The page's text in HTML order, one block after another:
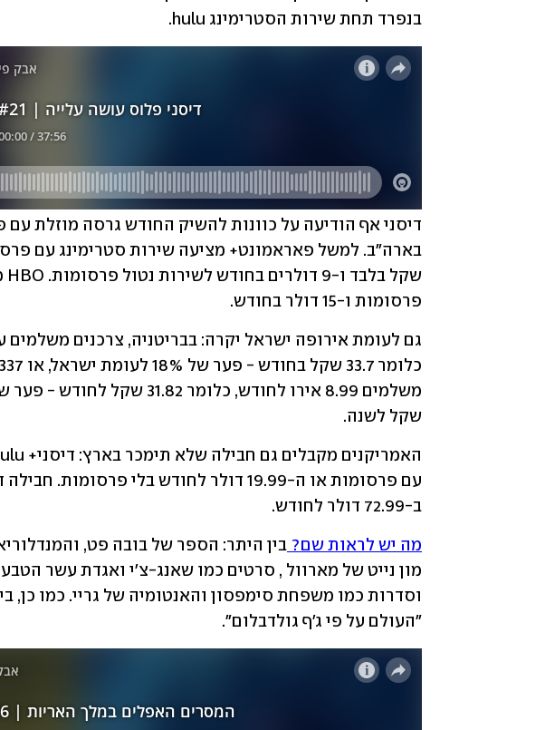
בנפרד תחת שירות הסטרימינג hulu.
פרסומות ו-15 דולר בחודש.
שקל לשנה.
ב-72.99 דולר לחודש.
מה יש לראות שם?
"העולם על פי ג'ף גולדבלום".